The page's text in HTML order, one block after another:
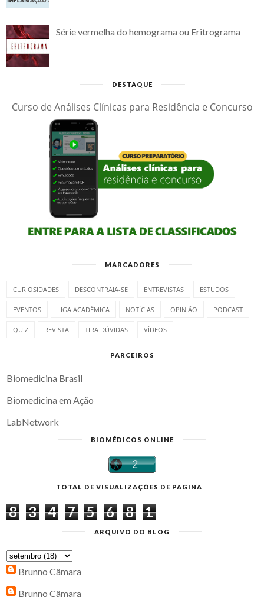
Série vermelha do hemograma ou Eritrograma
DESTAQUE
Curso de Análises Clínicas para Residência e Concurso
MARCADORES
CURIOSIDADES DESCONTRAIA-SE ENTREVISTAS ESTUDOS
EVENTOS LIGA ACADÊMICA NOTÍCIAS OPINIÃO PODCAST
QUIZ REVISTA TIRA DÚVIDAS VÍDEOS
PARCEIROS
Biomedicina Brasil
Biomedicina em Ação
LabNetwork
BIOMÉDICOS ONLINE
TOTAL DE VISUALIZAÇÕES DE PÁGINA
8 3 4 7 5 6 8 1
ARQUIVO DO BLOG
Brunno Câmara
Brunno Câmara